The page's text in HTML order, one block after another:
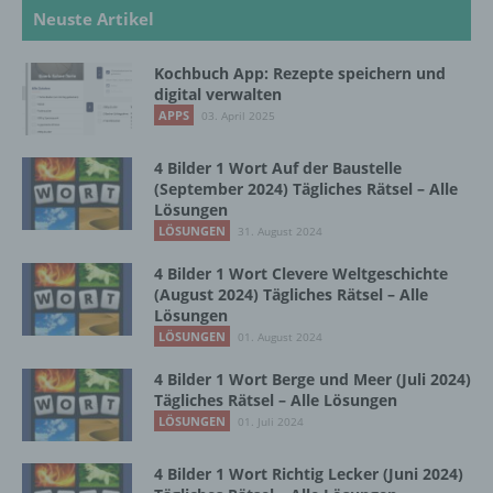
Neuste Artikel
Kochbuch App: Rezepte speichern und
digital verwalten
APPS 03. April 2025
4 Bilder 1 Wort Auf der Baustelle
(September 2024) Tägliches Rätsel – Alle
Lösungen
LÖSUNGEN 31. August 2024
4 Bilder 1 Wort Clevere Weltgeschichte
(August 2024) Tägliches Rätsel – Alle
Lösungen
LÖSUNGEN 01. August 2024
4 Bilder 1 Wort Berge und Meer (Juli 2024)
Tägliches Rätsel – Alle Lösungen
LÖSUNGEN 01. Juli 2024
4 Bilder 1 Wort Richtig Lecker (Juni 2024)
b) betroffene Person
Betroffene Person ist jede identifizierte oder
identifizierbare natürliche Person, deren
Verarbeitung Verantwortlichen verarbeitet
werden.
c) Verarbeitung
Verarbeitung ist jeder mit oder ohne Hilfe
automatisierter Verfahren ausgeführte
Zusammenhang mit personenbezogenen
Daten wie das Erheben, das Erfassen, die
Organisation, das Ordnen, die Speicherung,
die Anpassung oder Veränderung, das
Auslesen, das Abfragen, die Verwendung,
die Offenlegung durch Übermittlung,